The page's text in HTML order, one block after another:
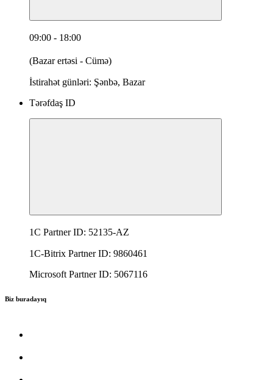
09:00 - 18:00
(Bazar ertəsi - Cümə)
İstirahət günləri: Şənbə, Bazar
Tərəfdaş ID
1C Partner ID: 52135-AZ
1C-Bitrix Partner ID: 9860461
Microsoft Partner ID: 5067116
Biz buradayıq